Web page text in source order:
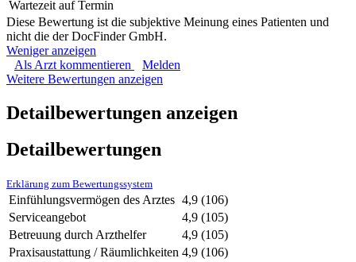
Wartezeit auf Termin
Diese Bewertung ist die subjektive Meinung eines Patienten und
nicht die der DocFinder GmbH.
Weniger anzeigen
Als Arzt kommentieren
Melden
Weitere Bewertungen anzeigen
Detailbewertungen anzeigen
Detailbewertungen
Erklärung zum Bewertungssystem
Einfühlungsvermögen des Arztes 4,9 (106)
Serviceangebot
4,9 (105)
Betreuung durch Arzthelfer
4,9 (105)
Praxisaustattung / Räumlichkeiten 4,9 (106)